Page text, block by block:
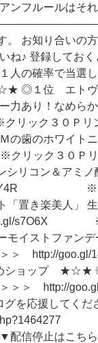
ンフルールはそ
。 お知り合いの
ね♪ 登録してお
１人の確率で当
◎１位 エトヴォ
力あり！なめら
ク３０Ｐリ
の歯のホワイ
ック３０Ｐリ
シリコン＆アミ
1CY4R ※クリ
置き楽美人」
s7O6X ※
イストファンデ
＞＞＞ http://
ョップ ★☆★ ◎
！ ＞＞＞
グを応援してく
配信停止はこち